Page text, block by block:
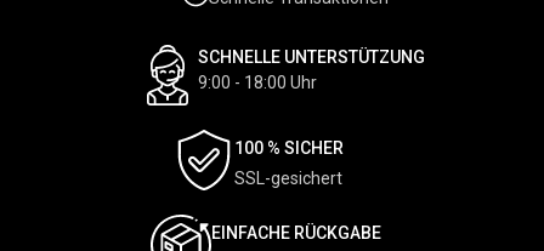
SCHNELLE UNTERSTÜTZUNG
9:00 - 18:00 Uhr
100 % SICHER
SSL-gesichert
EINFACHE RÜCKGABE